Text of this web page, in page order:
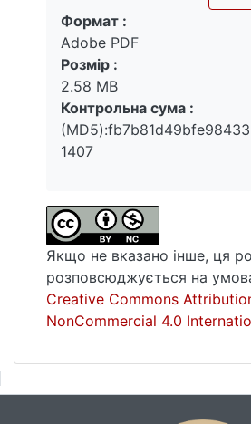
Вантажиться...
Формат :
Adobe PDF
Розмір :
2.58 MB
Контрольна сума :
1407
Якщо не вказано інше, ця
розповсюджується на
Creative Commons
NonCommercial 4.0